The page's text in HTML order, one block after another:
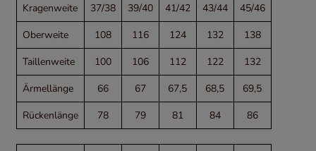
Kragenweite
37/38 39/40 41/42 43/44
45/46
Oberweite
108 116 124 132
138
Taillenweite
100 106 112 122
132
Ärmellänge
66 67 67,5 68,5
69,5
Rückenlänge
78 79 81 84 86